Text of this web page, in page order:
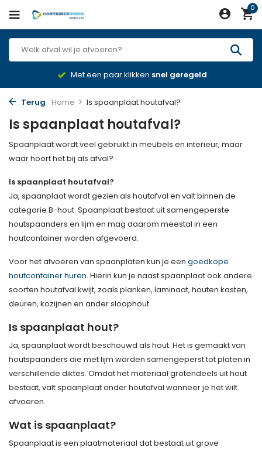
0
Met een paar klikken snel geregeld
Terug Home Is spaanplaat houtafval?
Is spaanplaat houtafval?
Spaanplaat wordt veel gebruikt in meubels en interieur, maar
waar hoort het bij als afval?
Is spaanplaat houtafval?
Ja, spaanplaat wordt gezien als houtafval en valt binnen de
categorie B-hout. Spaanplaat bestaat uit samengeperste
houtspaanders en lijm en mag daarom meestal in een
houtcontainer worden afgevoerd.
Voor het afvoeren van spaanplaten kun je een goedkope
houtcontainer huren. Hierin kun je naast spaanplaat ook andere
soorten houtafval kwijt, zoals planken, laminaat, houten kasten,
deuren, kozijnen en ander sloophout.
Is spaanplaat hout?
Ja, spaanplaat wordt beschouwd als hout. Het is gemaakt van
houtspaanders die met lijm worden samengeperst tot platen in
verschillende diktes. Omdat het materiaal grotendeels uit hout
bestaat, valt spaanplaat onder houtafval wanneer je het wilt
afvoeren.
Wat is spaanplaat?
Spaanplaat is een plaatmateriaal dat bestaat uit grove